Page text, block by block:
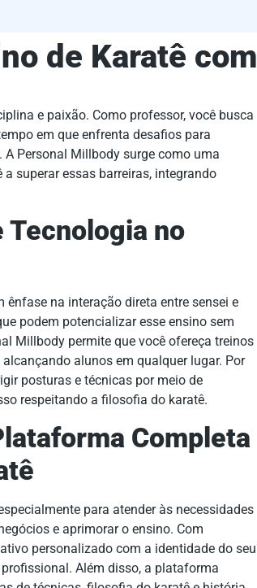
de Karatê com
e paixão. Como professor, você busca
em que enfrenta desafios para
Personal Millbody surge como uma
superar essas barreiras, integrando
Tecnologia no
na interação direta entre sensei e
podem potencializar esse ensino sem
Millbody permite que você ofereça treinos
alunos em qualquer lugar. Por
posturas e técnicas por meio de
respeitando a filosofia do karatê.
Completa
para atender às necessidades
e aprimorar o ensino. Com
personalizado com a identidade do seu
Além disso, a plataforma